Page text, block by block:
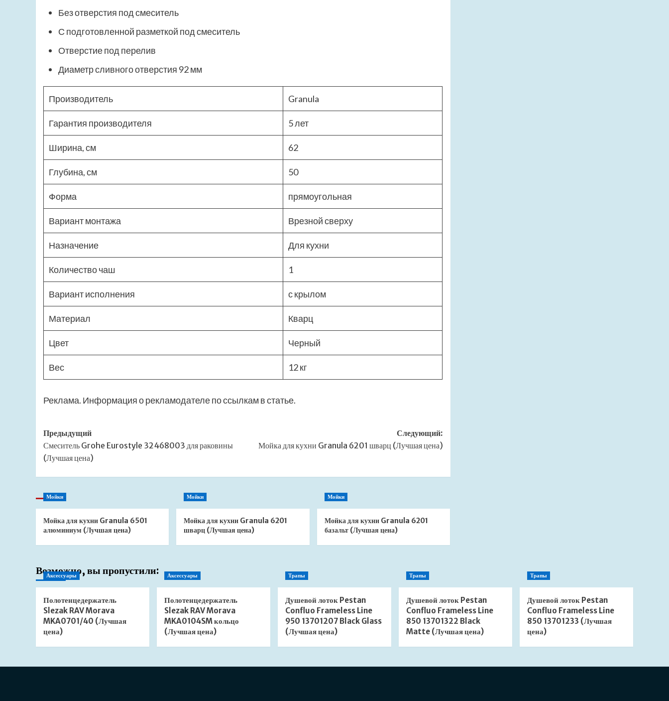
Без отверстия под смеситель
С подготовленной разметкой под смеситель
Отверстие под перелив
Диаметр сливного отверстия 92 мм
Производитель Granula
Гарантия производителя 5 лет
Ширина, см 62
Глубина, см 50
Форма прямоугольная
Вариант монтажа Врезной сверху
Назначение Для кухни
Количество чаш 1
Вариант исполнения с крылом
Материал Кварц
Цвет Черный
Вес 12 кг
Реклама. Информация о рекламодателе по ссылкам в статье.
Навигация
записи
Предыдущий
Смеситель Grohe Eurostyle 32468003 для раковины
(Лучшая цена)
Следующий:
Мойка для кухни Granula 6201 шварц (Лучшая цена)
Мойки
Мойка для кухни Granula 6501
алюминиум (Лучшая цена)
Мойки
Мойка для кухни Granula 6201
шварц (Лучшая цена)
Мойки
Мойка для кухни Granula 6201
базальт (Лучшая цена)
Возможно, вы пропустили:
Аксессуары
Полотенцедержатель
Slezak RAV Morava
MKA0701/40 (Лучшая
цена)
Аксессуары
Полотенцедержатель
Slezak RAV Morava
MKA0104SM кольцо
(Лучшая цена)
Трапы
Душевой лоток Pestan
Confluo Frameless Line
950 13701207 Black Glass
(Лучшая цена)
Трапы
Душевой лоток Pestan
Confluo Frameless Line
850 13701322 Black
Matte (Лучшая цена)
Трапы
Душевой лоток Pestan
Confluo Frameless Line
850 13701233 (Лучшая
цена)